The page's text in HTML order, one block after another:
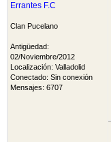
Errantes F.C
Clan Pucelano
Antigüedad:
02/Noviembre/2012
Localización: Valladolid
Conectado: Sin conexión
Mensajes: 6707